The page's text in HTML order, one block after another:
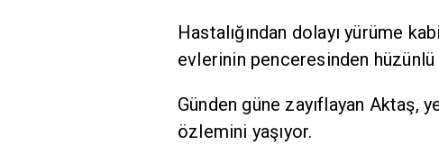
Hastalığından dolayı yürüme
evlerinin penceresinden
Günden güne zayıflayan Aktaş,
özlemini yaşıyor.